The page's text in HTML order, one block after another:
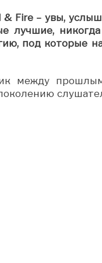
& Fire – увы,
лучшие,
под которые
между